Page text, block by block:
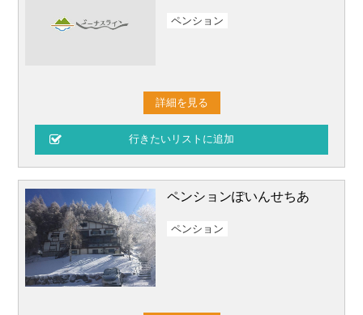
ペンション
詳細を見る
ペンションぽいんせちあ
ペンション